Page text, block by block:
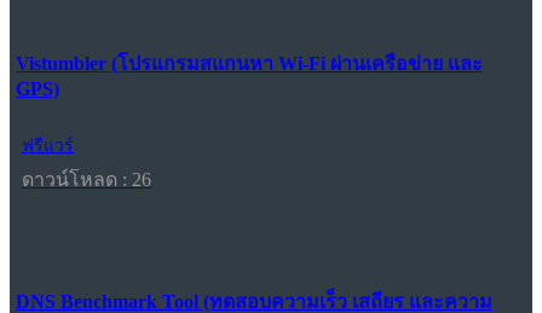
Vistumbler (โปรแกรมสแกนหา Wi-Fi ผ่านเครือข่าย และ
GPS)
ฟรีแวร์
ดาวน์โหลด : 26
DNS Benchmark Tool (ทดสอบความเร็ว เสถียร และความ